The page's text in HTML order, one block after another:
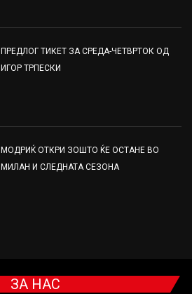
ПРЕДЛОГ ТИКЕТ ЗА СРЕДА-ЧЕТВРТОК ОД
ИГОР ТРПЕСКИ
МОДРИЌ ОТКРИ ЗОШТО ЌЕ ОСТАНЕ ВО
МИЛАН И СЛЕДНАТА СЕЗОНА
ЗА НАС